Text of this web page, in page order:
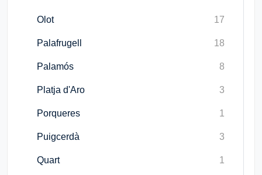
Olot 17
Palafrugell 18
Palamós 8
Platja d'Aro 3
Porqueres 1
Puigcerdà 3
Quart 1